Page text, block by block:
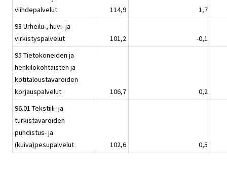
viihdepalvelut
114,9
1,7
93 Urheilu-, huvi- ja
virkistyspalvelut
101,2
-0,1
95 Tietokoneiden ja
henkilökohtaisten ja
kotitaloustavaroiden
korjauspalvelut
106,7
0,2
96.01 Tekstiili- ja
turkistavaroiden
puhdistus- ja
(kuiva)pesupalvelut
102,6 0,5